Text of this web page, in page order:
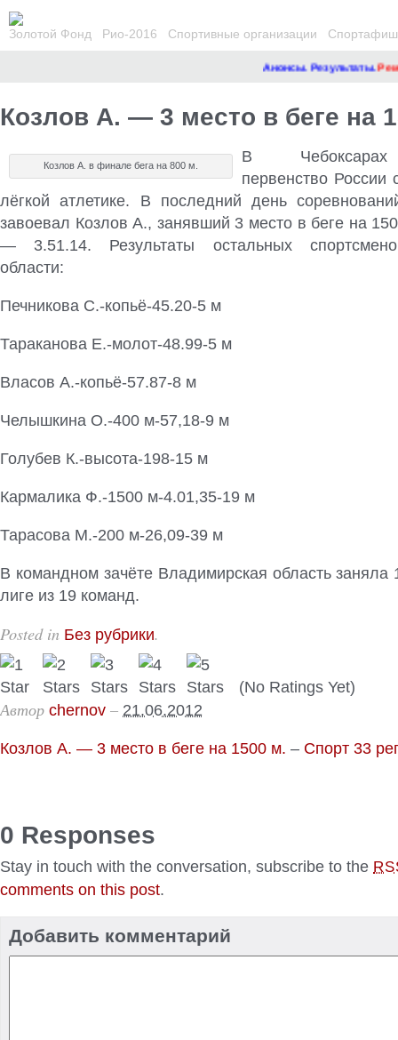
Золотой Фонд Рио-2016 Спортивные организации
Анонсы. Результаты.
Козлов А. — 3 место в беге на
Козлов А. в финале бега на 800 м.
В Чебоксарах
первенство
лёгкой атлетике. В последний день
завоевал Козлов А., занявший 3 место в беге на
— 3.51.14. Результаты остальных
области:
Печникова С.-копьё-45.20-5 м
Тараканова Е.-молот-48.99-5 м
Власов А.-копьё-57.87-8 м
Челышкина О.-400 м-57,18-9 м
Голубев К.-высота-198-15 м
Кармалика Ф.-1500 м-4.01,35-19 м
Тарасова М.-200 м-26,09-39 м
В командном зачёте Владимирская область заняла
лиге из 19 команд.
Posted in Без рубрики.
(No Ratings Yet)
Автор chernov – 21.06.2012
Козлов А. — 3 место в беге на 1500 м. – Спорт 33
0 Responses
Stay in touch with the conversation, subscribe to the
comments on this post.
Добавить комментарий